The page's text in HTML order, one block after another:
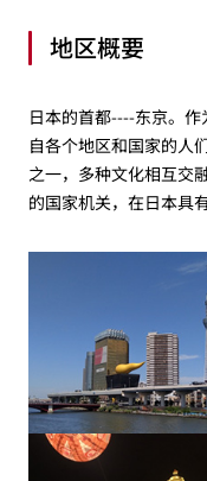
地区概要
日本的首都----东京。
自各个地区和国家的人
之一，多种文化相互交
的国家机关，在日本具